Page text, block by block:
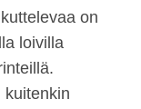
on
loivilla
kuitenkin